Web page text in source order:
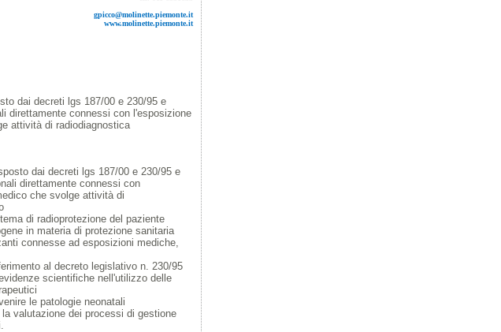
gpicco@molinette.piemonte.it
www.molinette.piemonte.it
dai decreti lgs 187/00 e 230/95 e
direttamente connessi con l'esposizione
attività di radiodiagnostica
dai decreti lgs 187/00 e 230/95 e
direttamente connessi con
che svolge attività di
di radioprotezione del paziente
in materia di protezione sanitaria
connesse ad esposizioni mediche,
al decreto legislativo n. 230/95
scientifiche nell'utilizzo delle
le patologie neonatali
valutazione dei processi di gestione